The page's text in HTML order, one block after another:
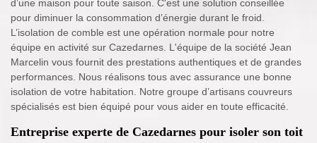
d’une maison pour toute saison. C'est une solution conseillée
pour diminuer la consommation d’énergie durant le froid.
L’isolation de comble est une opération normale pour notre
équipe en activité sur Cazedarnes. L'équipe de la société Jean
Marcelin vous fournit des prestations authentiques et de grandes
performances. Nous réalisons tous avec assurance une bonne
isolation de votre habitation. Notre groupe d’artisans couvreurs
spécialisés est bien équipé pour vous aider en toute efficacité.
Entreprise experte de Cazedarnes pour isoler son toit